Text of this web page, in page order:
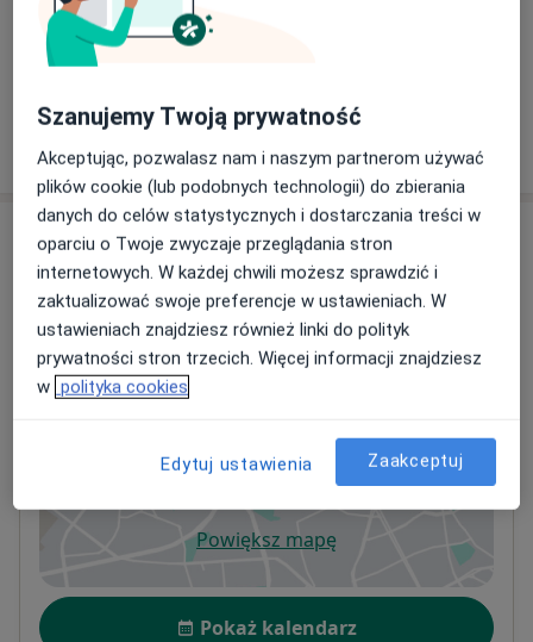
240 zł Szczegóły
+ 25 usług
W jaki sposób ustalane są ceny?
Adresy (7)
Adres 1 Adres 2 Adres 3 Adres 4
Warszawska Przychodnia Endokrynologii,
Żoliborz, 01-755
Warszawa
Powiększ mapęotwiera się w nowej karcie
Dostępność
Pokaż kalendarz
Szanujemy Twoją prywatność
Akceptując, pozwalasz nam i naszym partnerom używać
plików cookie (lub podobnych technologii) do zbierania
danych do celów statystycznych i dostarczania treści w
oparciu o Twoje zwyczaje przeglądania stron
internetowych. W każdej chwili możesz sprawdzić i
zaktualizować swoje preferencje w ustawieniach. W
ustawieniach znajdziesz również linki do polityk
prywatności stron trzecich. Więcej informacji znajdziesz
w polityka cookies
Edytuj ustawienia Zaakceptuj